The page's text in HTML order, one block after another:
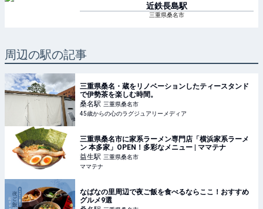
近鉄長島駅
三重県桑名市
周辺の駅の記事
三重県桑名・蔵をリノベーションしたティースタンド
で伊勢茶を楽しむ時間。
桑名駅 三重県桑名市
45歳からの心のラグジュアリーメディア
三重県桑名市に家系ラーメン専門店「横浜家系ラーメ
ン 本多家」OPEN！多彩なメニュー | ママテナ
益生駅 三重県桑名市
ママテナ
なばなの里周辺で夜ご飯を食べるならここ！おすすめ
グルメ9選